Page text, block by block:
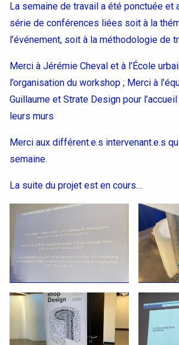
La semaine de travail a été ponctuée et
série de conférences liées soit à la
l’événement, soit à la méthodologie de
Merci à Jérémie Cheval et à l’École
l’organisation du workshop ; Merci à
Guillaume et Strate Design pour
leurs murs
Merci aux différent.e.s intervenant.e.s
semaine.
La suite du projet est en cours…